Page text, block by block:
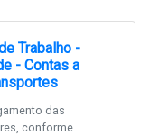
Trabalho -
- Contas a
das
conforme